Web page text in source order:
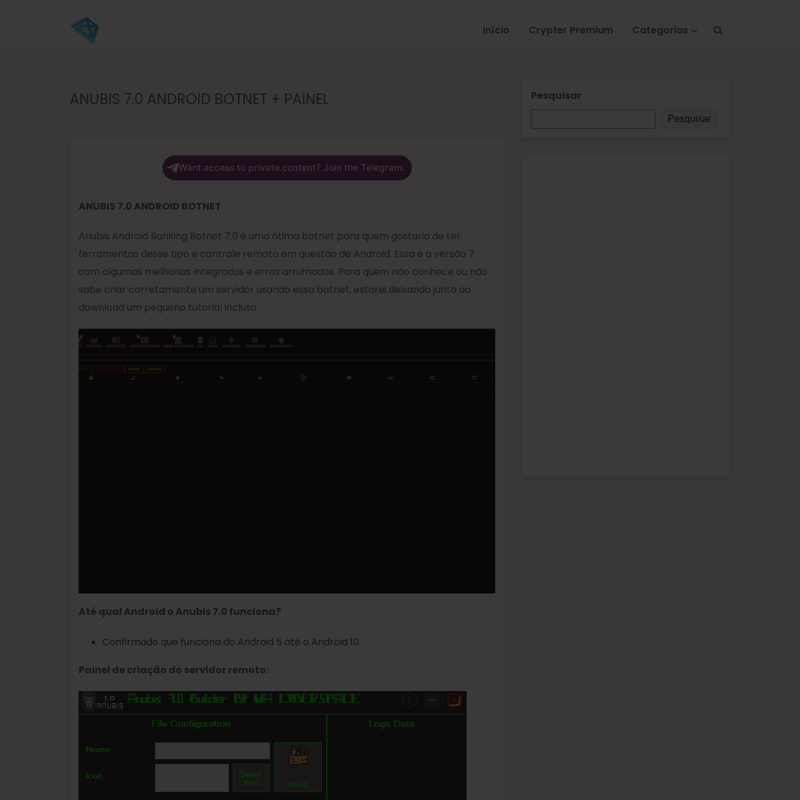
Início Crypter Premium Categorias
ANUBIS 7.0 ANDROID BOTNET + PAINEL
Want access to private content? Join the Telegram.
ANUBIS 7.0 ANDROID BOTNET
Anubis Android Banking Botnet 7.0 é uma ótima botnet para quem gostaria de ter
ferramentas desse tipo e controle remoto em questão de Android. Essa é a versão 7
com algumas melhorias integradas e erros arrumados. Para quem não conhece ou não
sabe criar corretamente um servidor usando essa botnet, estarei deixando junto ao
download um pequeno tutorial incluso.
Até qual Android o Anubis 7.0 funciona?
Confirmado que funciona do Android 5 até o Android 10.
Painel de criação do servidor remoto:
Pesquisar
Pesquisar